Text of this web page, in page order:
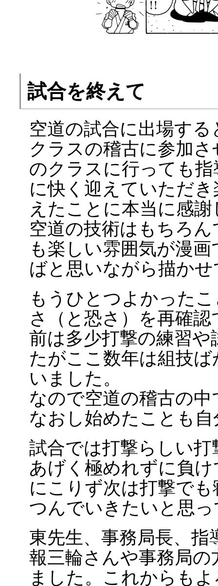
試合を終えて
空道の試合に出場す
クラスの稽古に参加
のクラスに行っても
に快く迎えていただ
えたことに本当に感
空道の技術はもちろ
も楽しい雰囲気が漫
ばと思いながら描か
もうひとつよかった
さ（と恐さ）を再確
前は多少打撃の練習
たがここ数年は組技
いました。
なので空道の稽古の
なおし始めたことも
試合では打撃らしい
あげく極めれずに負
にこりず次は打撃で
つんでいきたいと思
東先生、事務局長、指
報三輪さんや事務局
ました。これからも